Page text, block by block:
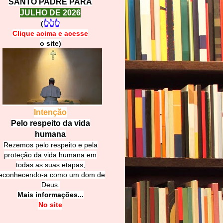
SANTO PADRE PARA
JULHO DE 2026
(👆👆👆
Clique acima e acesse
o site)
Intenção
Pelo respeito da vida
humana
Rezemos pelo respeito e pela
proteção da vida humana em
todas as suas etapas,
a como um dom de
Deus.
Mais informações...
No site